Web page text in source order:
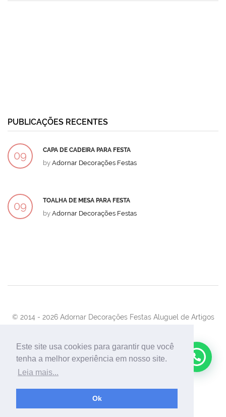
Este site usa cookies para garantir que você
tenha a melhor experiência em nosso site.
Leia mais...
Ok
PUBLICAÇÕES RECENTES
09 CAPA DE CADEIRA PARA FESTA
by Adornar Decorações Festas
09 TOALHA DE MESA PARA FESTA
by Adornar Decorações Festas
© 2014 - 2026 Adornar Decorações Festas Aluguel de Artigos
Desenvolvimento:UnionForAgênciaWeb